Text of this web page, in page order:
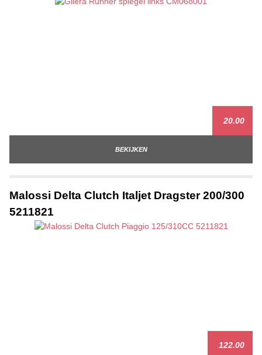
20.00
BEKIJKEN
Malossi Delta Clutch Italjet Dragster 200/300
5211821
122.00